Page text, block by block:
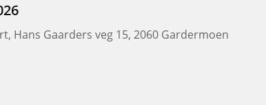
Hans Gaarders veg 15, 2060 Gardermoen